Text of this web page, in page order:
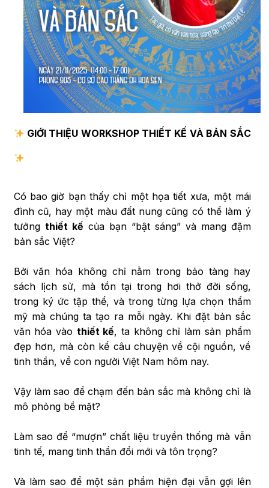
GIỚI THIỆU WORKSHOP THIẾT KẾ VÀ BẢN SẮC
Có bao giờ bạn thấy chỉ một họa tiết xưa, một mái
đình cũ, hay một màu đất nung cũng có thể làm ý
tưởng thiết kế của bạn “bật sáng” và mang đậm
bản sắc Việt?
Bởi văn hóa không chỉ nằm trong bảo tàng hay
sách lịch sử, mà tồn tại trong hơi thở đời sống,
trong ký ức tập thể, và trong từng lựa chọn thẩm
mỹ mà chúng ta tạo ra mỗi ngày. Khi đặt bản sắc
văn hóa vào thiết kế, ta không chỉ làm sản phẩm
đẹp hơn, mà còn kể câu chuyện về cội nguồn, về
tinh thần, về con người Việt Nam hôm nay.
Vậy làm sao để chạm đến bản sắc mà không chỉ là
mô phỏng bề mặt?
Làm sao để “mượn” chất liệu truyền thống mà vẫn
tinh tế, mang tinh thần đổi mới và tôn trọng?
Và làm sao để một sản phẩm hiện đại vẫn gợi lên